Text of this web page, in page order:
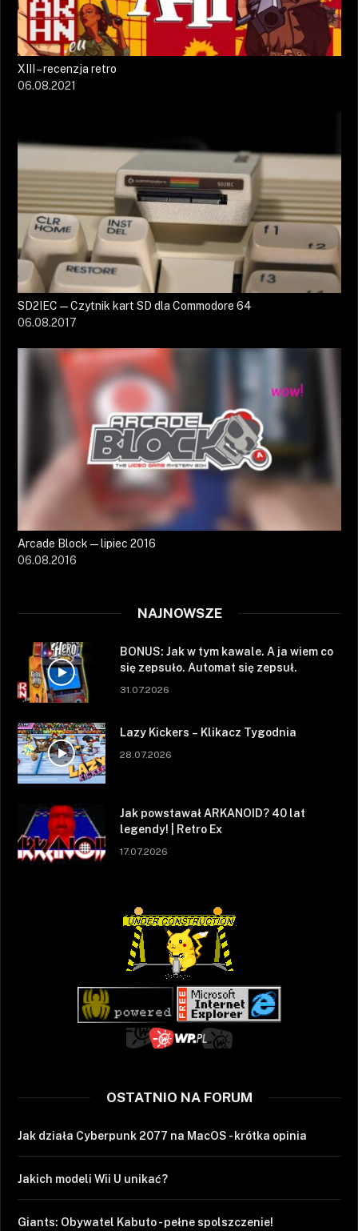
XIII – recenzja retro
06.08.2021
SD2IEC — Czytnik kart SD dla Commodore 64
06.08.2017
Arcade Block — lipiec 2016
06.08.2016
NAJNOWSZE
BONUS: Jak w tym kawale. A ja wiem co
się zepsuło. Automat się zepsuł.
31.07.2026
Lazy Kickers – Klikacz Tygodnia
28.07.2026
Jak powstawał ARKANOID? 40 lat
legendy! | Retro Ex
17.07.2026
OSTATNIO NA FORUM
Jak działa Cyberpunk 2077 na MacOS - krótka opinia
Jakich modeli Wii U unikać?
Giants: Obywatel Kabuto - pełne spolszczenie!